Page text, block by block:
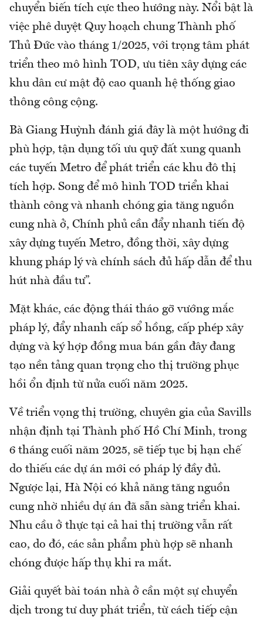
chuyển biến tích cực theo hướng này. Nổi bật là
việc phê duyệt Quy hoạch chung Thành phố
Thủ Đức vào tháng 1/2025, với trọng tâm phát
triển theo mô hình TOD, ưu tiên xây dựng các
khu dân cư mật độ cao quanh hệ thống giao
thông công cộng.
Bà Giang Huỳnh đánh giá đây là một hướng đi
phù hợp, tận dụng tối ưu quỹ đất xung quanh
các tuyến Metro để phát triển các khu đô thị
tích hợp. Song để mô hình TOD triển khai
thành công và nhanh chóng gia tăng nguồn
cung nhà ở, Chính phủ cần đẩy nhanh tiến độ
xây dựng tuyến Metro, đồng thời, xây dựng
khung pháp lý và chính sách đủ hấp dẫn để thu
hút nhà đầu tư”.
Mặt khác, các động thái tháo gỡ vướng mắc
pháp lý, đẩy nhanh cấp sổ hồng, cấp phép xây
dựng và ký hợp đồng mua bán gần đây đang
tạo nền tảng quan trọng cho thị trường phục
hồi ổn định từ nửa cuối năm 2025.
Về triển vọng thị trường, chuyên gia của Savills
nhận định tại Thành phố Hồ Chí Minh, trong
6 tháng cuối năm 2025, sẽ tiếp tục bị hạn chế
do thiếu các dự án mới có pháp lý đầy đủ.
Ngược lại, Hà Nội có khả năng tăng nguồn
cung nhờ nhiều dự án đã sẵn sàng triển khai.
Nhu cầu ở thực tại cả hai thị trường vẫn rất
cao, do đó, các sản phẩm phù hợp sẽ nhanh
chóng được hấp thụ khi ra mắt.
Giải quyết bài toán nhà ở cần một sự chuyển
dịch trong tư duy phát triển, từ cách tiếp cận